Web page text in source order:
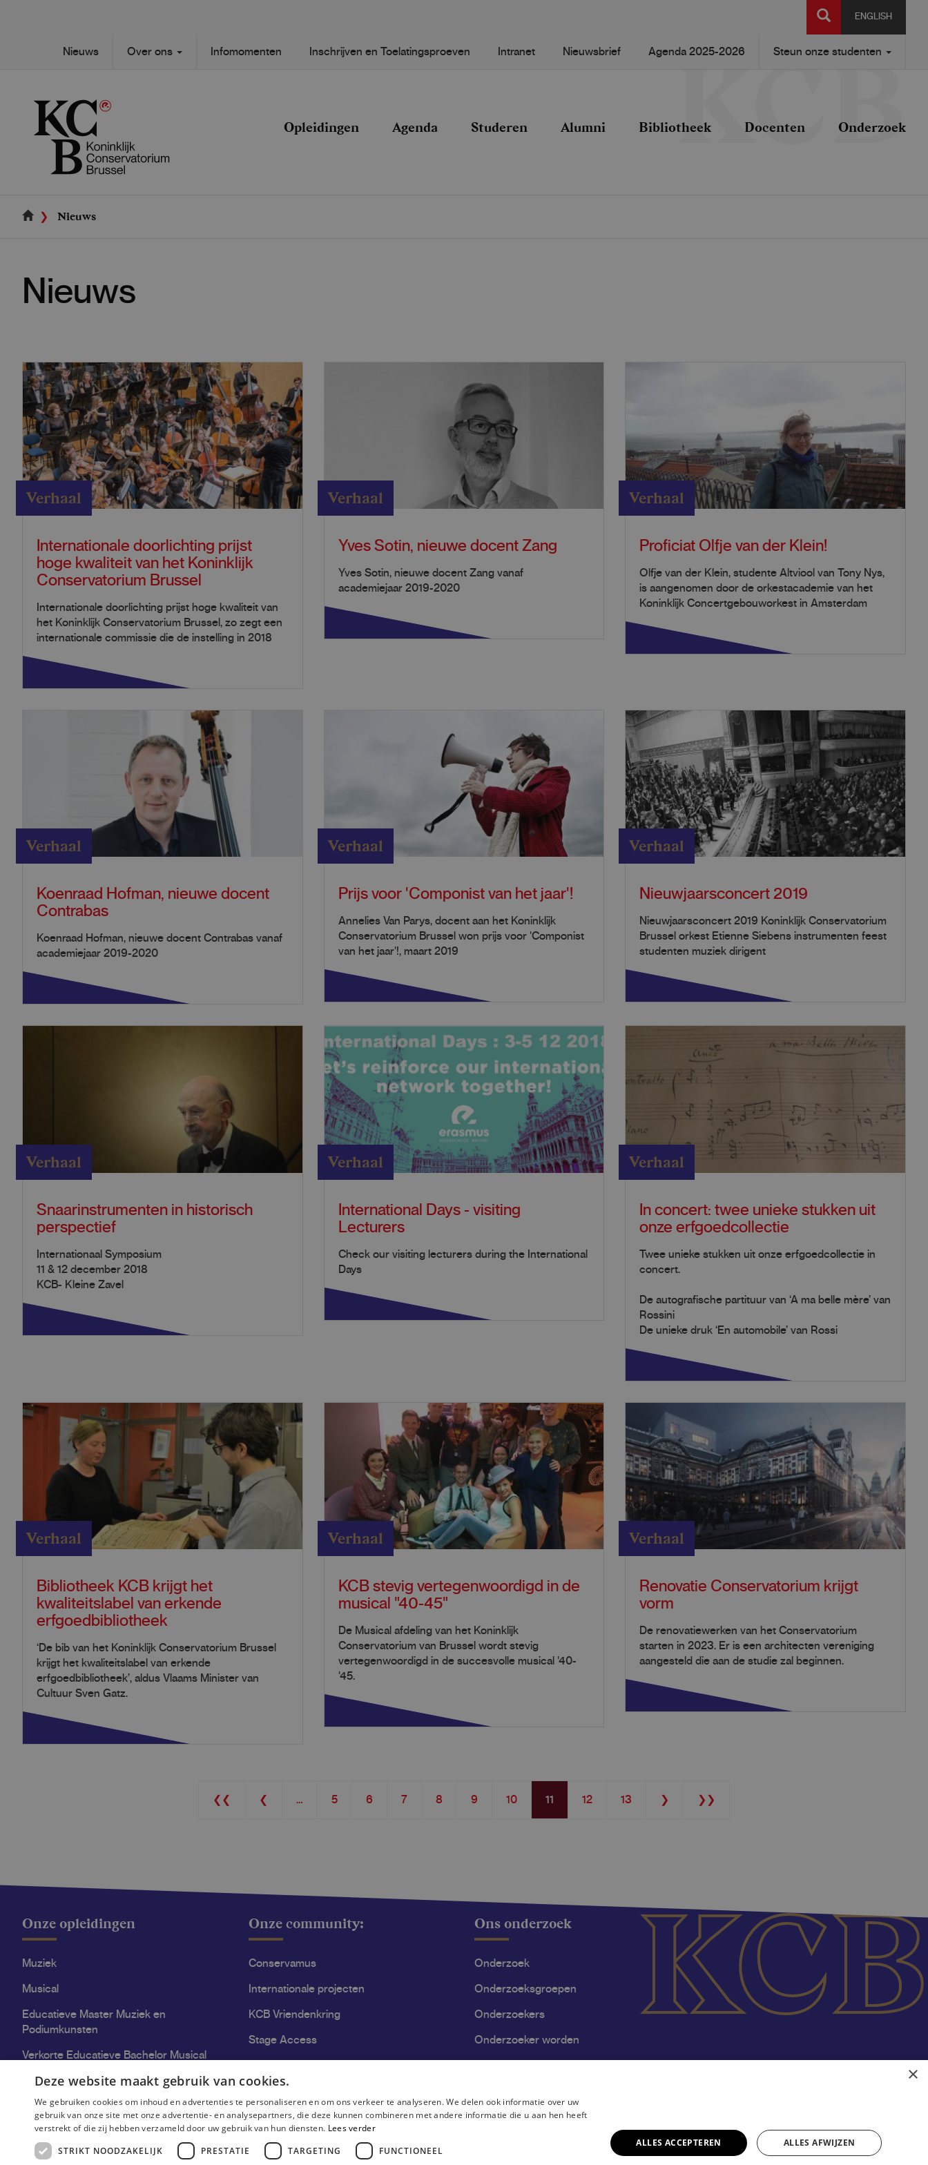
ENGLISH
SEARCH
Secondary
navigation
Nieuws Over ons Infomomenten Inschrijven en Toelatingsproeven Intranet Nieuwsbrief Agenda 2025-2026 Steun onze studenten
navigation
Opleidingen Agenda Studeren Alumni Bibliotheek Docenten Onderzoek
Nieuws
Nieuws
Verhaal
Internationale doorlichting prijst
hoge kwaliteit van het Koninklijk
Conservatorium Brussel
Internationale doorlichting prijst hoge kwaliteit van
het Koninklijk Conservatorium Brussel, zo zegt een
internationale commissie die de instelling in 2018
Verhaal
Yves Sotin, nieuwe docent Zang
Yves Sotin, nieuwe docent Zang vanaf
academiejaar 2019-2020
Verhaal
Proficiat Olfje van der Klein!
Olfje van der Klein, studente Altviool van Tony Nys,
is aangenomen door de orkestacademie van het
Koninklijk Concertgebouworkest in Amsterdam
Verhaal
Koenraad Hofman, nieuwe docent
Contrabas
Koenraad Hofman, nieuwe docent Contrabas vanaf
academiejaar 2019-2020
Verhaal
Prijs voor 'Componist van het jaar'!
Annelies Van Parys, docent aan het Koninklijk
Conservatorium Brussel won prijs voor 'Componist
van het jaar'!, maart 2019
Verhaal
Nieuwjaarsconcert 2019
Nieuwjaarsconcert 2019 Koninklijk Conservatorium
Brussel orkest Etienne Siebens instrumenten feest
studenten muziek dirigent
Verhaal
Snaarinstrumenten in historisch
perspectief
Internationaal Symposium
11 & 12 december 2018
KCB- Kleine Zavel
Verhaal
International Days - visiting
Lecturers
Check our visiting lecturers during the International
Days
Verhaal
In concert: twee unieke stukken uit
onze erfgoedcollectie
Twee unieke stukken uit onze erfgoedcollectie in
concert.
De autografische partituur van ‘A ma belle mère’ van
Rossini
De unieke druk ‘En automobile’ van Rossi
Verhaal
Bibliotheek KCB krijgt het
kwaliteitslabel van erkende
erfgoedbibliotheek
‘De bib van het Koninklijk Conservatorium Brussel
krijgt het kwaliteitslabel van erkende
erfgoedbibliotheek’, aldus Vlaams Minister van
Cultuur Sven Gatz.
Verhaal
KCB stevig vertegenwoordigd in de
musical "40-45"
De Musical afdeling van het Koninklijk
Conservatorium van Brussel wordt stevig
vertegenwoordigd in de succesvolle musical '40-
'45.
Verhaal
Renovatie Conservatorium krijgt
vorm
De renovatiewerken van het Conservatorium
starten in 2023. Er is een architecten vereniging
aangesteld die aan de studie zal beginnen.
First
❮❮
Previous
❮ … Page
5 Page
6 Page
7 Page
8 Page
9 Page
10
Current
11 Page
12 Page
13
Next
❯
Last
❯❯
Onze opleidingen
Muziek
Musical
Educatieve Master Muziek en
Podiumkunsten
Verkorte Educatieve Bachelor Musical
Kwaliteitsvol onderwijs aan het KCB
Onze community:
Conservamus
Internationale projecten
KCB Vriendenkring
Stage Access
Ons onderzoek
Onderzoek
Onderzoeksgroepen
Onderzoekers
Onderzoeker worden
×
Deze website maakt gebruik van cookies.
We gebruiken cookies om inhoud en advertenties te personaliseren en om ons verkeer te analyseren. We delen ook informatie over uw
gebruik van onze site met onze advertentie- en analysepartners, die deze kunnen combineren met andere informatie die u aan hen heeft
verstrekt of die zij hebben verzameld door uw gebruik van hun diensten. Lees verder
STRIKT NOODZAKELIJK
PRESTATIE TARGETING FUNCTIONEEL
ALLES ACCEPTEREN ALLES AFWIJZEN